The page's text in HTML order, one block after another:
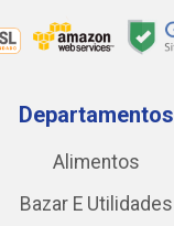
Departamentos
Alimentos
Bazar E Utilidades